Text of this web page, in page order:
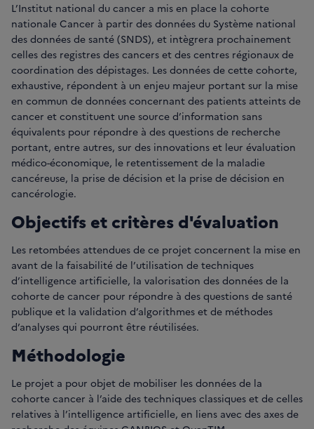
L’Institut national du cancer a mis en place la cohorte
nationale Cancer à partir des données du Système national
des données de santé (SNDS), et intègrera prochainement
celles des registres des cancers et des centres régionaux de
coordination des dépistages. Les données de cette cohorte,
exhaustive, répondent à un enjeu majeur portant sur la mise
en commun de données concernant des patients atteints de
cancer et constituent une source d’information sans
équivalents pour répondre à des questions de recherche
portant, entre autres, sur des innovations et leur évaluation
médico-économique, le retentissement de la maladie
cancéreuse, la prise de décision et la prise de décision en
cancérologie.
Objectifs et critères d'évaluation
Les retombées attendues de ce projet concernent la mise en
avant de la faisabilité de l’utilisation de techniques
d’intelligence artificielle, la valorisation des données de la
cohorte de cancer pour répondre à des questions de santé
publique et la validation d’algorithmes et de méthodes
d’analyses qui pourront être réutilisées.
Méthodologie
Le projet a pour objet de mobiliser les données de la
cohorte cancer à l’aide des techniques classiques et de celles
relatives à l’intelligence artificielle, en liens avec des axes de